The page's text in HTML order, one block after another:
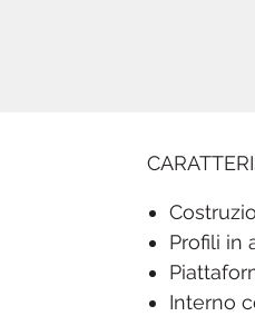
Profili in
Interno